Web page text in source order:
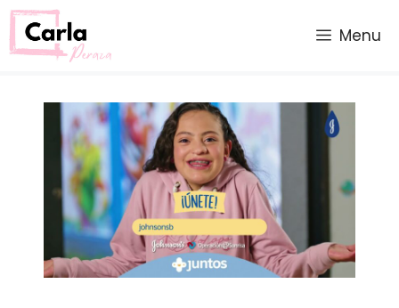
Saltar
al
contenido
Menu